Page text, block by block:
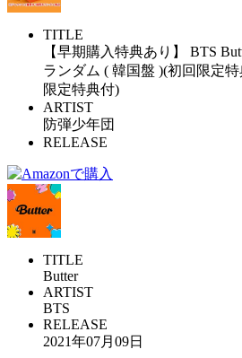
TITLE
【早期購入特典あり】 BTS
ランダム ( 韓国盤 )(初回限定
限定特典付)
ARTIST
防弾少年団
RELEASE
TITLE
Butter
ARTIST
BTS
RELEASE
2021年07月09日